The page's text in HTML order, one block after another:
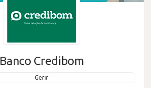
Banco Credibom
Gerir